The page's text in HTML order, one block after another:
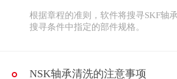
根据章程的准则，软件将搜寻SKF轴
搜寻条件中指定的部件规格。
NSK轴承清洗的注意事项